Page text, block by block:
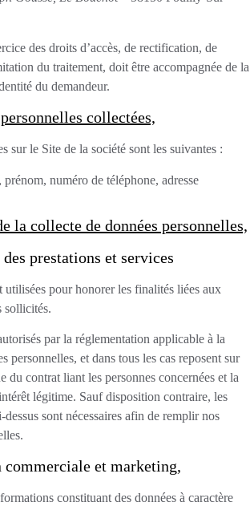
des droits d’accès, de rectification, de
du traitement, doit être accompagnée de la
du demandeur.
collectées,
sur le Site de la société sont les suivantes :
prénom, numéro de téléphone, adresse
la collecte de données personnelles,
prestations et services
utilisées pour honorer les finalités liées aux
sollicités.
par la réglementation applicable à la
personnelles, et dans tous les cas reposent sur
du contrat liant les personnes concernées et la
légitime. Sauf disposition contraire, les
sont nécessaires afin de remplir nos
commerciale et marketing,
constituant des données à caractère